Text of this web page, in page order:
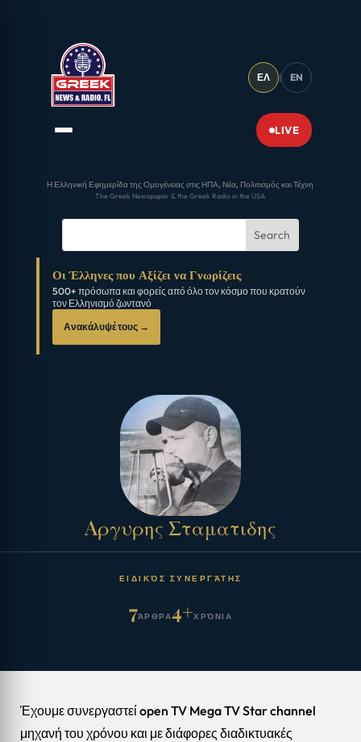
ΕΛ | EN
LIVE
Η Ελληνική Εφημερίδα της Ομογένειας στις ΗΠΑ, Νέα, Πολιτισμός και Τέχνη
The Greek Newspaper & the Greek Radio in the USA
Οι Έλληνες που Αξίζει να Γνωρίζεις
500+ πρόσωπα και φορείς από όλο τον κόσμο που κρατούν
τον Ελληνισμό ζωντανό
Ανακάλυψέ τους →
Aργυρης Σταματιδης
ΕΙΔΙΚΌΣ ΣΥΝΕΡΓΆΤΗΣ
7ΆΡΘΡΑ4+ΧΡΌΝΙΑ
Έχουμε συνεργαστεί open TV Mega TV Star channel
μηχανή του χρόνου και με διάφορες διαδικτυακές